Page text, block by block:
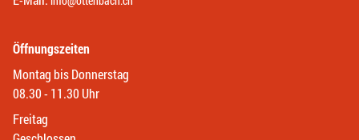
Öffnungszeiten
Montag bis Donnerstag
08.30 - 11.30 Uhr
Freitag